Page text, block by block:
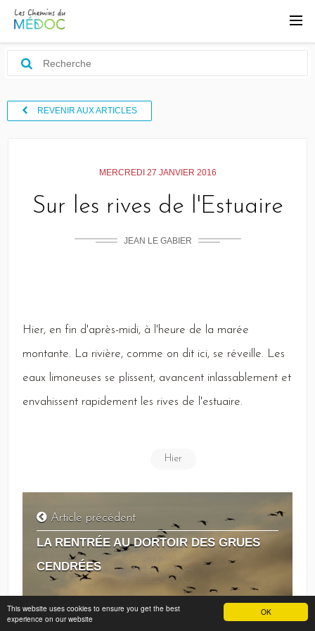
OK
This website uses cookies to ensure you get the best
experience on our website
REVENIR AUX ARTICLES
MERCREDI 27 JANVIER 2016
Sur les rives de l'Estuaire
JEAN LE GABIER
Hier, en fin d'après-midi, à l'heure de la marée
montante. La rivière, comme on dit ici, se réveille. Les
eaux limoneuses se plissent, avancent inlassablement et
envahissent rapidement les rives de l'estuaire.
Hier
Article précédent
LA RENTRÉE AU DORTOIR DES GRUES
CENDRÉES